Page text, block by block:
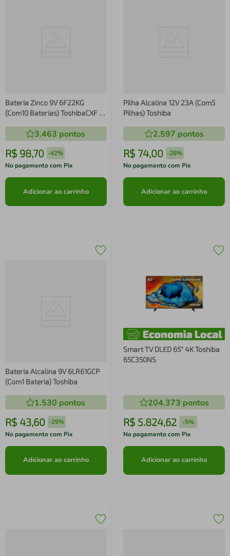
Bateria Zinco 9V 6F22KG
(Com10 Baterias) ToshibaCXF /
3.463 pontos
R$ 98,70 -42%
No pagamento com Pix
Adicionar ao carrinho
Pilha Alcalina 12V 23A (Com5
Pilhas) Toshiba
2.597 pontos
R$ 74,00 -28%
No pagamento com Pix
Adicionar ao carrinho
Bateria Alcalina 9V 6LR61GCP
(Com1 Bateria) Toshiba
1.530 pontos
R$ 43,60 -29%
No pagamento com Pix
Adicionar ao carrinho
Smart TV DLED 65" 4K Toshiba
65C350NS
204.373 pontos
R$ 5.824,62 -5%
No pagamento com Pix
Adicionar ao carrinho